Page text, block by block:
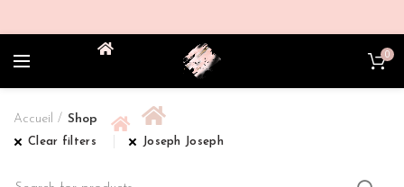
0
Accueil Shop
Clear filters Joseph Joseph